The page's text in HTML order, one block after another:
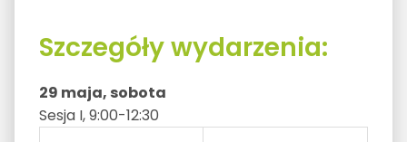
Szczegóły wydarzenia:
29 maja, sobota
Sesja I, 9:00-12:30